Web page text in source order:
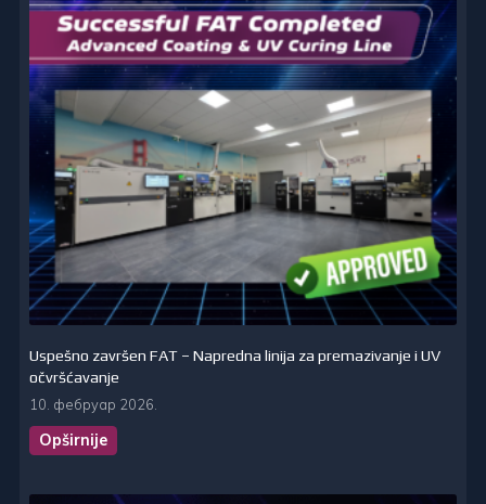
Uspešno završen FAT – Napredna linija za premazivanje i UV
očvršćavanje
10. фебруар 2026.
Opširnije